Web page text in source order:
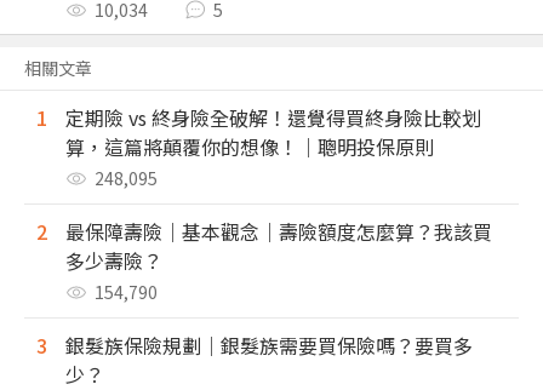
10,034 5
相關文章
1
定期險 vs 終身險全破解！還覺得買終身險比較划
算，這篇將顛覆你的想像！｜聰明投保原則
248,095
2
最保障壽險｜基本觀念｜壽險額度怎麼算？我該買
多少壽險？
154,790
3
銀髮族保險規劃｜銀髮族需要買保險嗎？要買多
少？